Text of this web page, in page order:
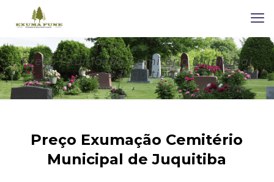
Preço Exumação Cemitério Municipal
de Juquitiba
Preço Exumação Cemitério
Municipal de Juquitiba